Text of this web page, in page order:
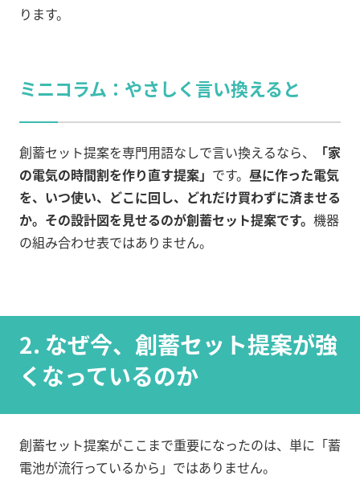
ります。
ミニコラム：やさしく言い換えると
創蓄セット提案を専門用語なしで言い換えるなら、
「家
の電気の時間割を作り直す提案」 です。 昼に作った電気
を、いつ使い、どこに回し、どれだけ買わずに済ませる
か。その設計図を見せるのが創蓄セット提案です。 機器
の組み合わせ表ではありません。
2. なぜ今、創蓄セット提案が強
くなっているのか
創蓄セット提案がここまで重要になったのは、単に「蓄
電池が流行っているから」ではありません。